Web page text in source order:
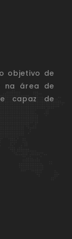
objetivo de
na área de
capaz de